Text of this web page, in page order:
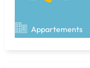
Appartements